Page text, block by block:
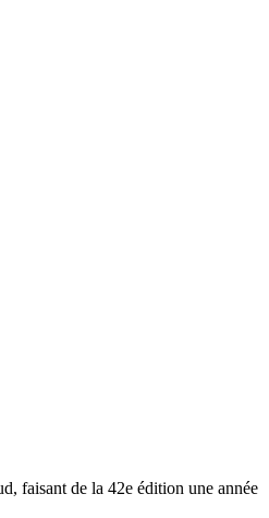
faisant de la 42e édition une année